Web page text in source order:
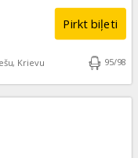
Pirkt biļeti
Krievu 95/98